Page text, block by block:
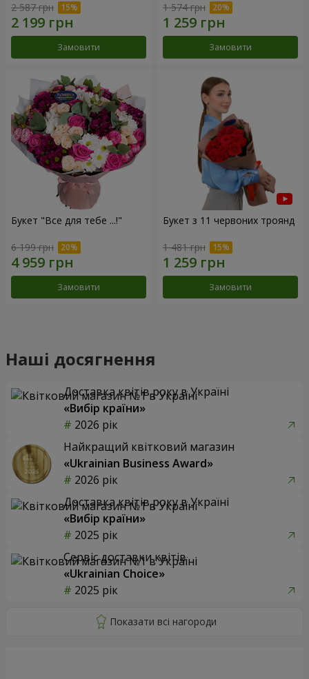
2 587 грн
Замовити
1 574 грн
Замовити
Букет "Все для тебе ...!"
6 199 грн
Замовити
Букет з 11 червоних троянд
1 481 грн
Замовити
Наші досягнення
Доставка квітів року в Україні
«Вибір країни»
2026 рік
Найкращий квітковий магазин
«Ukrainian Business Award»
2026 рік
Доставка квітів року в Україні
«Вибір країни»
2025 рік
Сервіс доставки квітів
«Ukrainian Choice»
2025 рік